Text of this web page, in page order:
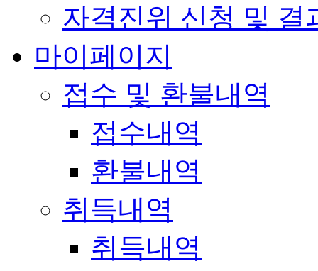
자격진위 신청 및 결
마이페이지
접수 및 환불내역
접수내역
환불내역
취득내역
취득내역